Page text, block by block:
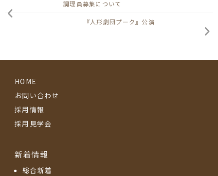
調理員募集について
『人形劇団プーク』公演
HOME
お問い合わせ
採用情報
採用見学会
新着情報
総合新着